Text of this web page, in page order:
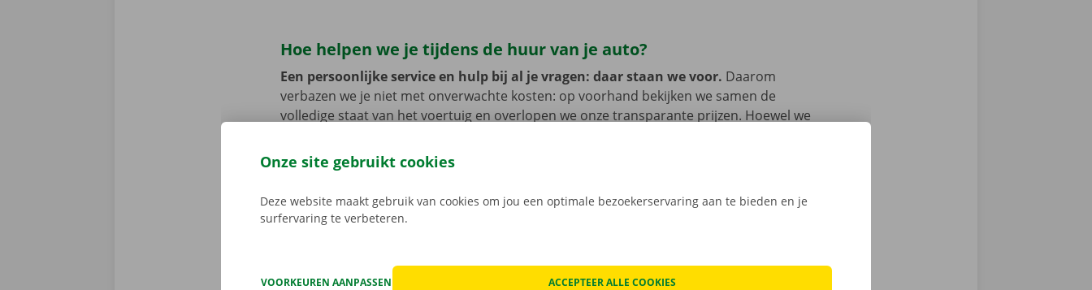
Hoe helpen we je tijdens de huur van je auto?
Een persoonlijke service en hulp bij al je vragen: daar staan we voor. Daarom
verbazen we je niet met onverwachte kosten: op voorhand bekijken we samen de
volledige staat van het voertuig en overlopen we onze transparante prijzen. Hoewel we
vertoont. In dat geval staat er 24/7 assistentie en pechverhelping voor je klaar: in heel
Europa. Zo vertrek je zorgeloos op pad met je huurauto.
Onze site gebruikt cookies
Deze website maakt gebruik van cookies om jou een optimale bezoekerservaring aan te bieden en je
surfervaring te verbeteren.
VOORKEUREN AANPASSEN ACCEPTEER ALLE COOKIES